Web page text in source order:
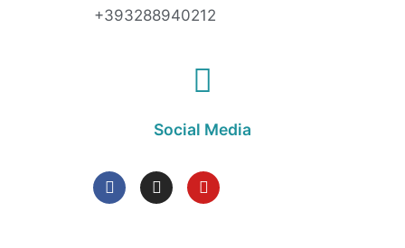
+393288940212
Social Media